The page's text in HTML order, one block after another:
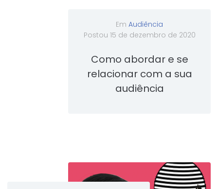
EmAudiência
Postou 15 de dezembro de 2020
Como abordar e se
relacionar com a sua
audiência